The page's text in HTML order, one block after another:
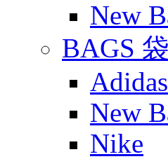
New
BAGS 袋
Adidas
New
Nike